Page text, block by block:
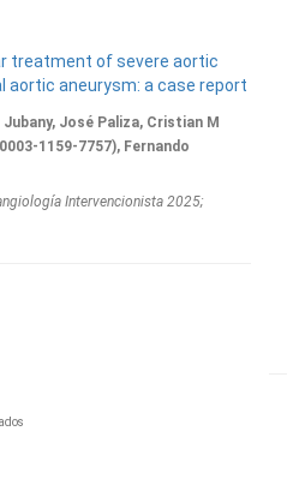
treatment of severe aortic
aortic aneurysm: a case report
José Paliza, Cristian M
1159-7757), Fernando
Intervencionista 2025;